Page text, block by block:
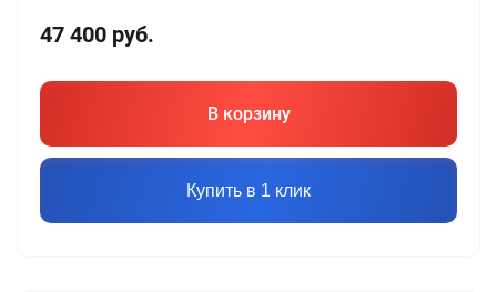
47 400 руб.
В корзину
Купить в 1 клик